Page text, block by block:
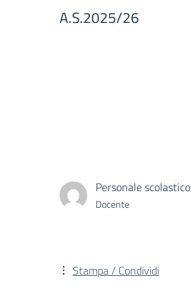
A.S.2025/26
Personale scolastico
Docente
Stampa / Condividi